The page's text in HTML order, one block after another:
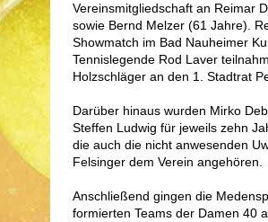
Vereinsmitgliedschaft an Reimar
sowie Bernd Melzer (61 Jahre).
Showmatch im Bad Nauheimer
Tennislegende Rod Laver
Holzschläger an den 1. Stadtrat
Darüber hinaus wurden Mirko
Steffen Ludwig für jeweils zehn
die auch die nicht anwesenden
Felsinger dem Verein angehören.
Anschließend gingen die
formierten Teams der Damen 40